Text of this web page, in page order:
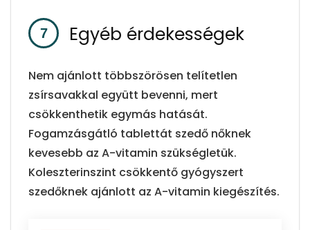
Egyéb érdekességek
Nem ajánlott többszörösen telítetlen
zsírsavakkal együtt bevenni, mert
csökkenthetik egymás hatását.
Fogamzásgátló tablettát szedő nőknek
kevesebb az A-vitamin szükségletük.
Koleszterinszint csökkentő gyógyszert
szedőknek ajánlott az A-vitamin kiegészítés.